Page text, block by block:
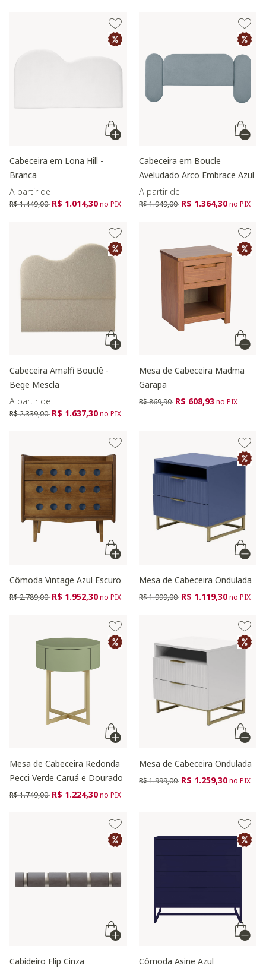
Cabeceira em Lona Hill -
Branca
A partir de
Preço reduzido de
R$ 1.449,00 para
R$ 1.014,30no PIX
Cabeceira em Boucle
Aveludado Arco Embrace Azul
A partir de
Preço reduzido de
R$ 1.949,00 para
R$ 1.364,30no PIX
Cabeceira Amalfi Bouclê -
Bege Mescla
A partir de
Preço reduzido de
R$ 2.339,00 para
R$ 1.637,30no PIX
Mesa de Cabeceira Madma
Garapa
Preço reduzido de
R$ 869,90 para
R$ 608,93no PIX
Cômoda Vintage Azul Escuro
Preço reduzido de
R$ 2.789,00 para
R$ 1.952,30no PIX
Mesa de Cabeceira Ondulada
Preço reduzido de
R$ 1.999,00 para
R$ 1.119,30no PIX
Mesa de Cabeceira Redonda
Pecci Verde Caruá e Dourado
Preço reduzido de
R$ 1.749,00 para
R$ 1.224,30no PIX
Mesa de Cabeceira Ondulada
Preço reduzido de
R$ 1.999,00 para
R$ 1.259,30no PIX
Cabideiro Flip Cinza Cômoda Asine Azul